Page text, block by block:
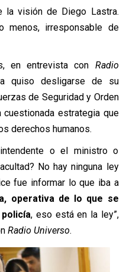
la visión de Diego Lastra.
menos, irresponsable de
en entrevista con Radio
quiso desligarse de su
de Seguridad y Orden
estrategia que
derechos humanos.
o el ministro o
No hay ninguna ley
fue informar lo que iba a
operativa de lo que se
, eso está en la ley”,
Radio Universo.